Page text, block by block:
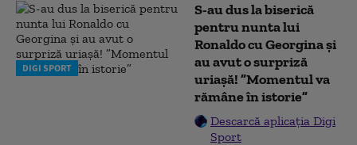
DIGI SPORT
S-au dus la biserică
pentru nunta lui
Ronaldo cu Georgina și
au avut o surpriză
uriașă! ”Momentul va
rămâne în istorie”
Descarcă aplicația Digi
Sport